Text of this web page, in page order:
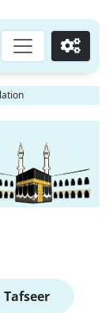
Go
Tafseer